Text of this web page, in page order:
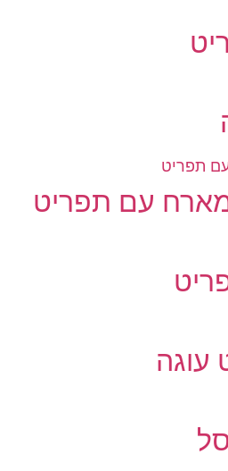
עם תפריט
עוגה